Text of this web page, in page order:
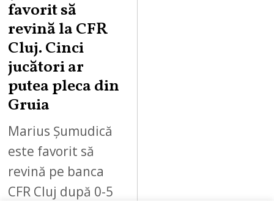
favorit să
revină la CFR
Cluj. Cinci
jucători ar
putea pleca din
Gruia
Marius Șumudică
este favorit să
revină pe banca
CFR Cluj după 0-5